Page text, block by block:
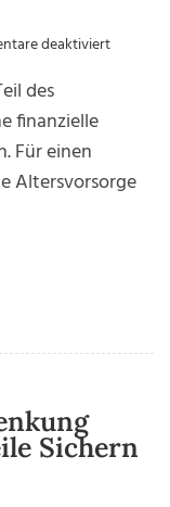
deaktiviert
des
finanzielle
Für einen
Altersvorsorge
Sichern
Plattformen
diese Inhalte